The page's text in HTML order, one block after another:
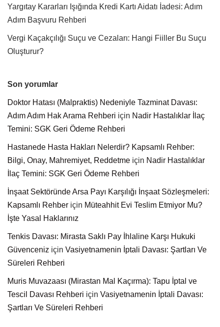
Yargıtay Kararları Işığında Kredi Kartı Aidatı İadesi: Adım
Adım Başvuru Rehberi
Vergi Kaçakçılığı Suçu ve Cezaları: Hangi Fiiller Bu Suçu
Oluşturur?
Son yorumlar
Doktor Hatası (Malpraktis) Nedeniyle Tazminat Davası:
Adım Adım Hak Arama Rehberi için Nadir Hastalıklar İlaç
Temini: SGK Geri Ödeme Rehberi
Hastanede Hasta Hakları Nelerdir? Kapsamlı Rehber:
Bilgi, Onay, Mahremiyet, Reddetme için Nadir Hastalıklar
İlaç Temini: SGK Geri Ödeme Rehberi
İnşaat Sektöründe Arsa Payı Karşılığı İnşaat Sözleşmeleri:
Kapsamlı Rehber için Müteahhit Evi Teslim Etmiyor Mu?
İşte Yasal Haklarınız
Tenkis Davası: Mirasta Saklı Pay İhlaline Karşı Hukuki
Güvenceniz için Vasiyetnamenin İptali Davası: Şartları Ve
Süreleri Rehberi
Muris Muvazaası (Mirastan Mal Kaçırma): Tapu İptal ve
Tescil Davası Rehberi için Vasiyetnamenin İptali Davası:
Şartları Ve Süreleri Rehberi